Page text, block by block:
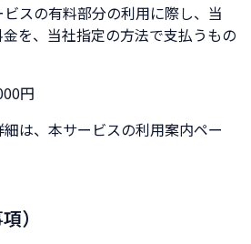
スの有料部分の利用に際し、当
を、当社指定の方法で支払うもの
円
は、本サービスの利用案内ペー
）